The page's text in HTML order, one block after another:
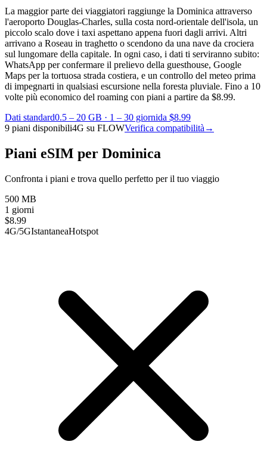
La maggior parte dei viaggiatori raggiunge la Dominica attraverso
l'aeroporto Douglas-Charles, sulla costa nord-orientale dell'isola, un
piccolo scalo dove i taxi aspettano appena fuori dagli arrivi. Altri
arrivano a Roseau in traghetto o scendono da una nave da crociera
sul lungomare della capitale. In ogni caso, i dati ti serviranno subito:
WhatsApp per confermare il prelievo della guesthouse, Google
Maps per la tortuosa strada costiera, e un controllo del meteo prima
di impegnarti in qualsiasi escursione nella foresta pluviale. Fino a 10
volte più economico del roaming con piani a partire da $8.99.
Dati standard0.5 – 20 GB · 1 – 30 giornida $8.99
9 piani disponibili4G su FLOWVerifica compatibilità →
Piani eSIM per Dominica
Confronta i piani e trova quello perfetto per il tuo viaggio
500 MB
1 giorni
$8.99
4G/5GIstantaneaHotspot